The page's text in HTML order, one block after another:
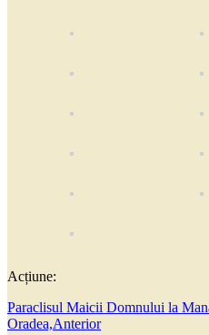
Acțiune:
Paraclisul Maicii Domnului la
Oradea,Anterior